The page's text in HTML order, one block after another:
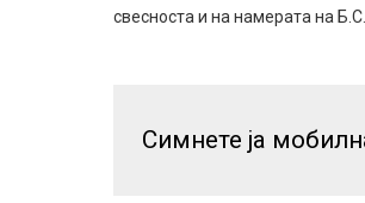
свесноста и на намерата на
Симнете ја